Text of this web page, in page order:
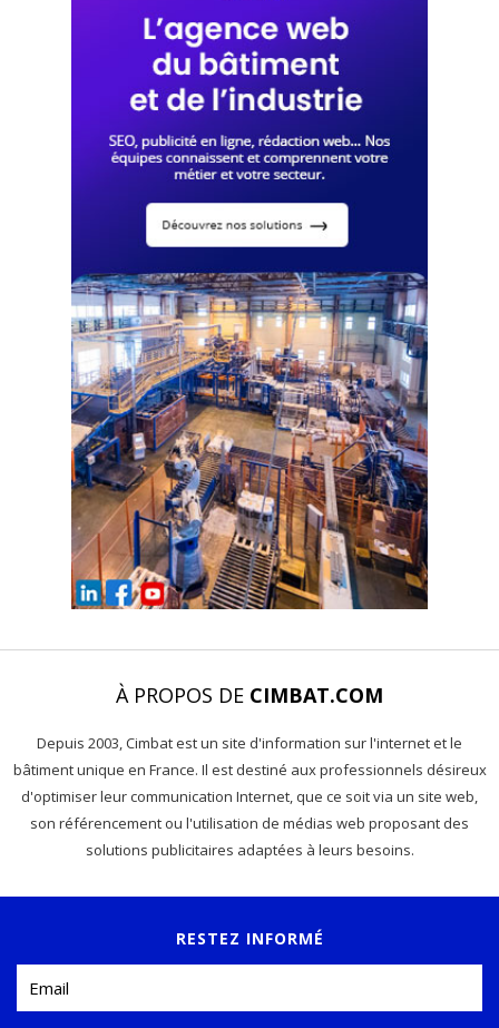
À PROPOS DE CIMBAT.COM
Depuis 2003, Cimbat est un site d'information sur l'internet et le
bâtiment unique en France. Il est destiné aux professionnels désireux
d'optimiser leur communication Internet, que ce soit via un site web,
son référencement ou l'utilisation de médias web proposant des
solutions publicitaires adaptées à leurs besoins.
RESTEZ INFORMÉ